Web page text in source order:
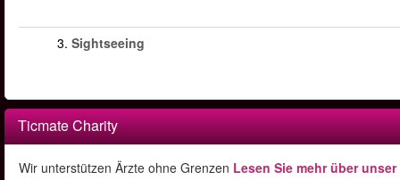
3. Sightseeing
Ticmate Charity
Wir unterstützen Ärzte ohne Grenzen Lesen Sie mehr über